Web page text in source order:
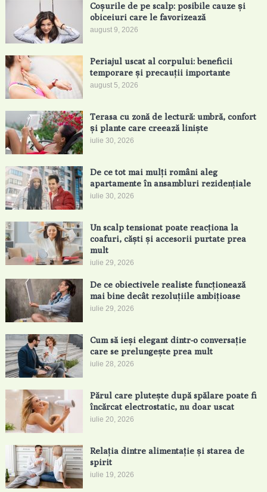
Coșurile de pe scalp: posibile cauze și
obiceiuri care le favorizează
august 9, 2026
Periajul uscat al corpului: beneficii
temporare și precauții importante
august 5, 2026
Terasa cu zonă de lectură: umbră, confort
și plante care creează liniște
iulie 30, 2026
De ce tot mai mulți români aleg
apartamente în ansambluri rezidențiale
iulie 30, 2026
Un scalp tensionat poate reacționa la
coafuri, căști și accesorii purtate prea
mult
iulie 29, 2026
De ce obiectivele realiste funcționează
mai bine decât rezoluțiile ambițioase
iulie 29, 2026
Cum să ieși elegant dintr-o conversație
care se prelungește prea mult
iulie 28, 2026
Părul care plutește după spălare poate fi
încărcat electrostatic, nu doar uscat
iulie 20, 2026
Relația dintre alimentație și starea de
spirit
iulie 19, 2026